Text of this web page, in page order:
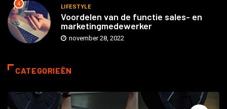
4 LIFESTYLE
Voordelen van de functie sales- en
marketingmedewerker
november 28, 2022
CATEGORIEËN